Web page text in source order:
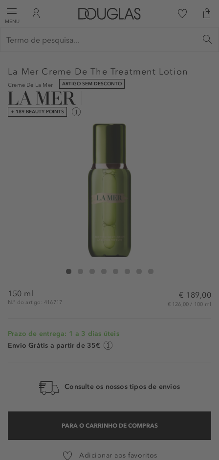
MENU
La Mer Creme De The Treatment Lotion
Creme De La Mer ARTIGO SEM DESCONTO
+ 189 BEAUTY POINTS
La Mer Creme De La Mer The Treatment Lotion
150 ml
N.° do artigo: 416717
€ 189,00
€ 126,00 / 100 ml
Prazo de entrega: 1 a 3 dias úteis
Envio Grátis a partir de 35€
Consulte os nossos tipos de envios
PARA O CARRINHO DE COMPRAS
Adicionar aos favoritos